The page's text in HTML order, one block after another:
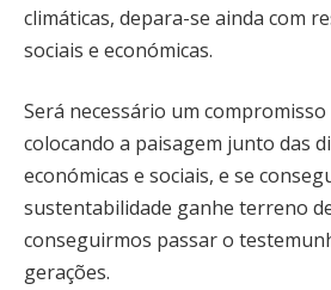
climáticas, depara-se ainda com
sociais e económicas.
Será necessário um
colocando a paisagem junto das
económicas e sociais, e se
sustentabilidade ganhe terreno
conseguirmos passar o
gerações.